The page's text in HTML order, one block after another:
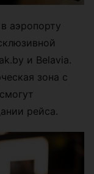
аэропорту
и Belavia.
зона с
рейса.